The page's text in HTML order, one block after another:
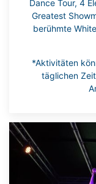
Dance Tour, 4
Greatest
berühmte
*Aktivitäten
täglichen